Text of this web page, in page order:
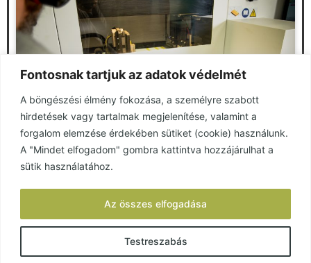
Fontosnak tartjuk az adatok védelmét
A böngészési élmény fokozása, a személyre szabott
hirdetések vagy tartalmak megjelenítése, valamint a
forgalom elemzése érdekében sütiket (cookie) használunk.
A "Mindet elfogadom" gombra kattintva hozzájárulhat a
sütik használatához.
Testreszabás
Az összes elfogadása
Derítse ki, Önnek való-e a
Galignum gyártói rendszere
és szolgáltatása!
Rövid kvízünkkelderítse ki 1 perc alatt, vajon